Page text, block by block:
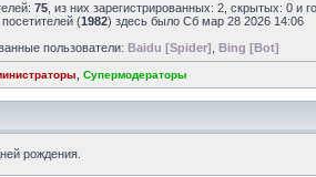
75 , из них зарегистрированных: 2, скрытых: 0 и
(1982) здесь было Сб мар 28 2026 14:06
пользователи: Baidu [Spider] Bing [Bot]
Супермодераторы
рождения.